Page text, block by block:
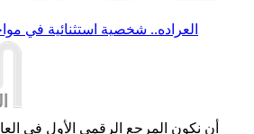
العراده.. شخصية استثنائية في
أن نكون المرجع الرقمي الأول في